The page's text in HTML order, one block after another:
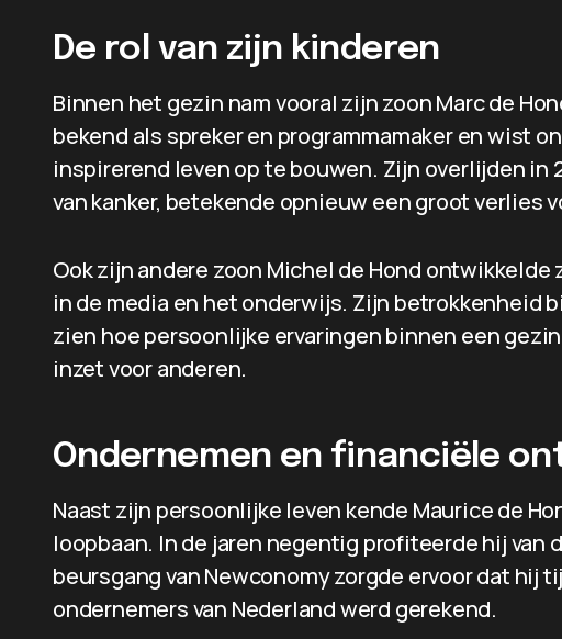
De rol van zijn kinderen
Binnen het gezin nam vooral zijn zoon Marc de
bekend als spreker en programmamaker en wist
inspirerend leven op te bouwen. Zijn overlijden
van kanker, betekende opnieuw een groot verlies
Ook zijn andere zoon Michel de Hond
in de media en het onderwijs. Zijn betrokkenheid
zien hoe persoonlijke ervaringen binnen een
inzet voor anderen.
Ondernemen en financiële
Naast zijn persoonlijke leven kende Maurice de
loopbaan. In de jaren negentig profiteerde hij van
beursgang van Newconomy zorgde ervoor dat hij
ondernemers van Nederland werd gerekend.